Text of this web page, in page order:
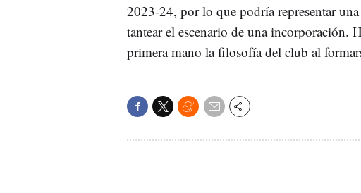
2023-24, por lo que podría representar
tantear el escenario de una incorporación.
primera mano la filosofía del club al